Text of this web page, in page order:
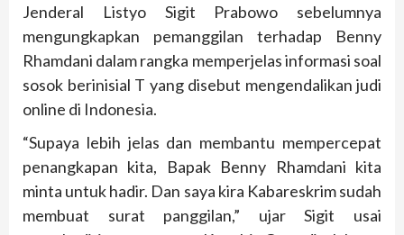
Jenderal Listyo Sigit Prabowo sebelumnya
mengungkapkan pemanggilan terhadap Benny
Rhamdani dalam rangka memperjelas informasi soal
sosok berinisial T yang disebut mengendalikan judi
online di Indonesia.
“Supaya lebih jelas dan membantu mempercepat
penangkapan kita, Bapak Benny Rhamdani kita
minta untuk hadir. Dan saya kira Kabareskrim sudah
membuat surat panggilan,” ujar Sigit usai